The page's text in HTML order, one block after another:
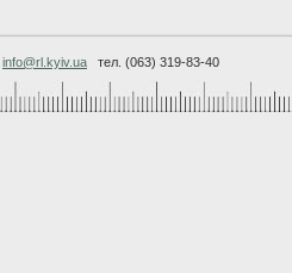
info@rl.kyiv.ua тел. (063) 319-83-40